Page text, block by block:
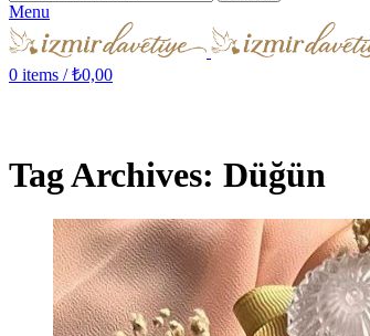
Menu
0 items / ₺0,00
Tag Archives: Düğün